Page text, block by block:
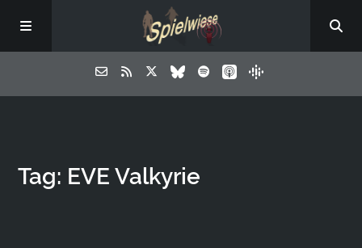
Tag: EVE Valkyrie